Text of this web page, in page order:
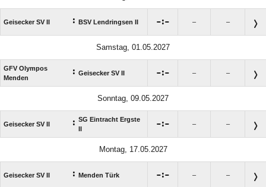
Geisecker SV II : BSV Lendringsen II : – –
Samstag, 01.05.2027
GFV Olympos
Menden
: Geisecker SV II : – –
Sonntag, 09.05.2027
Geisecker SV II : SG Eintracht Ergste
II
: – –
Montag, 17.05.2027
Geisecker SV II : Menden Türk : – –